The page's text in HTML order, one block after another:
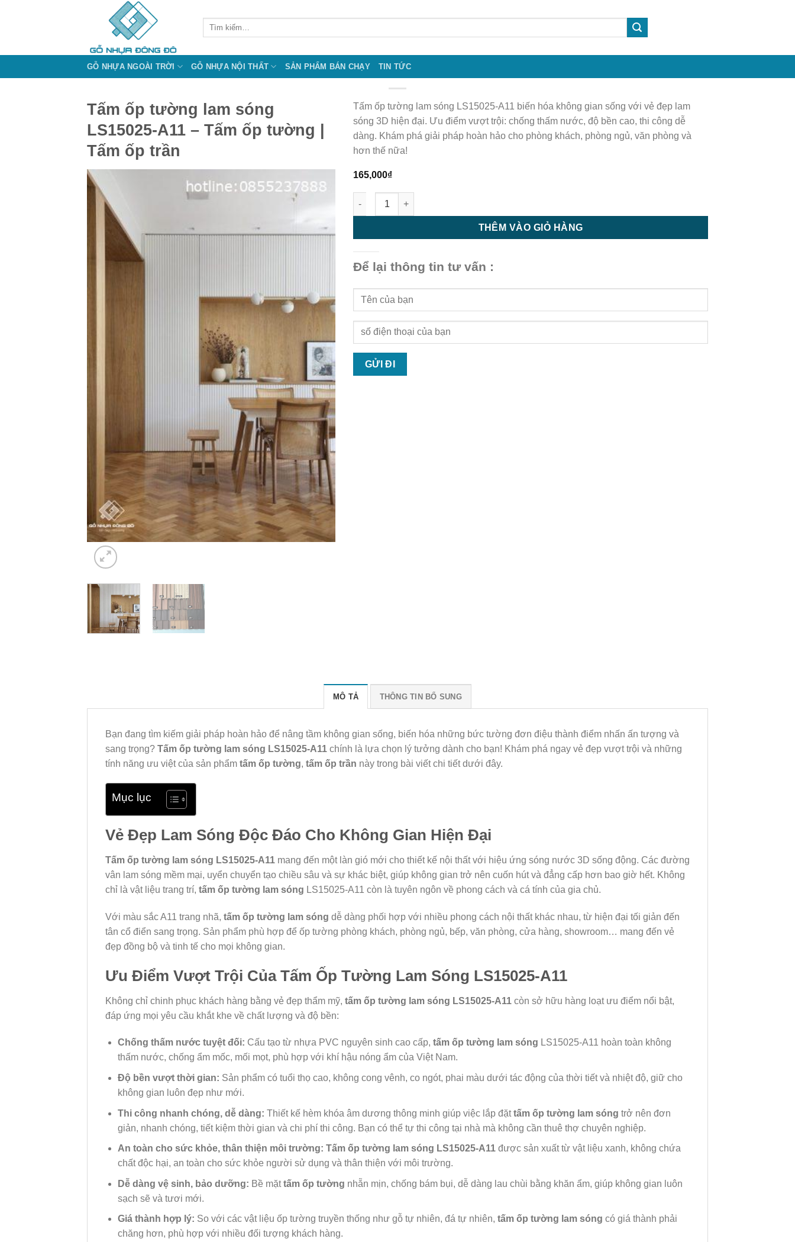
Tìm
GỖ NHỰA NGOÀI TRỜI GỖ NHỰA NỘI THẤT SẢN PHẨM BÁN CHẠY TIN TỨC
Tấm ốp tường lam sóng
LS15025-A11 – Tấm ốp tường |
Tấm ốp trần
Tấm ốp tường lam sóng LS15025-A11 biến hóa không gian sống với vẻ đẹp lam
sóng 3D hiện đại. Ưu điểm vượt trội: chống thấm nước, độ bền cao, thi công dễ
dàng. Khám phá giải pháp hoàn hảo cho phòng khách, phòng ngủ, văn phòng và
hơn thế nữa!
165,000₫
Tấm ốp tường lam sóng LS15025-A11 - Tấm ốp tường | Tấm ốp trần số lượng
THÊM VÀO GIỎ HÀNG
Để lại thông tin tư vấn :
MÔ TẢ THÔNG TIN BỔ SUNG
Bạn đang tìm kiếm giải pháp hoàn hảo để nâng tầm không gian sống, biến hóa những bức tường đơn điệu thành điểm nhấn ấn tượng và
sang trọng? Tấm ốp tường lam sóng LS15025-A11 chính là lựa chọn lý tưởng dành cho bạn! Khám phá ngay vẻ đẹp vượt trội và những
tính năng ưu việt của sản phẩm tấm ốp tường, tấm ốp trần này trong bài viết chi tiết dưới đây.
Mục lục
Vẻ Đẹp Lam Sóng Độc Đáo Cho Không Gian Hiện Đại
Tấm ốp tường lam sóng LS15025-A11 mang đến một làn gió mới cho thiết kế nội thất với hiệu ứng sóng nước 3D sống động. Các đường
vân lam sóng mềm mại, uyển chuyển tạo chiều sâu và sự khác biệt, giúp không gian trở nên cuốn hút và đẳng cấp hơn bao giờ hết. Không
chỉ là vật liệu trang trí, tấm ốp tường lam sóng LS15025-A11 còn là tuyên ngôn về phong cách và cá tính của gia chủ.
Với màu sắc A11 trang nhã, tấm ốp tường lam sóng dễ dàng phối hợp với nhiều phong cách nội thất khác nhau, từ hiện đại tối giản đến
tân cổ điển sang trọng. Sản phẩm phù hợp để ốp tường phòng khách, phòng ngủ, bếp, văn phòng, cửa hàng, showroom… mang đến vẻ
đẹp đồng bộ và tinh tế cho mọi không gian.
Ưu Điểm Vượt Trội Của Tấm Ốp Tường Lam Sóng LS15025-A11
Không chỉ chinh phục khách hàng bằng vẻ đẹp thẩm mỹ, tấm ốp tường lam sóng LS15025-A11 còn sở hữu hàng loạt ưu điểm nổi bật,
đáp ứng mọi yêu cầu khắt khe về chất lượng và độ bền:
Chống thấm nước tuyệt đối: Cấu tạo từ nhựa PVC nguyên sinh cao cấp, tấm ốp tường lam sóng LS15025-A11 hoàn toàn không
thấm nước, chống ẩm mốc, mối mọt, phù hợp với khí hậu nóng ẩm của Việt Nam.
Độ bền vượt thời gian: Sản phẩm có tuổi thọ cao, không cong vênh, co ngót, phai màu dưới tác động của thời tiết và nhiệt độ, giữ cho
không gian luôn đẹp như mới.
Thi công nhanh chóng, dễ dàng: Thiết kế hèm khóa âm dương thông minh giúp việc lắp đặttấm ốp tường lam sóng trở nên đơn
giản, nhanh chóng, tiết kiệm thời gian và chi phí thi công. Bạn có thể tự thi công tại nhà mà không cần thuê thợ chuyên nghiệp.
An toàn cho sức khỏe, thân thiện môi trường: Tấm ốp tường lam sóng LS15025-A11được sản xuất từ vật liệu xanh, không chứa
chất độc hại, an toàn cho sức khỏe người sử dụng và thân thiện với môi trường.
Dễ dàng vệ sinh, bảo dưỡng: Bề mặttấm ốp tường nhẵn mịn, chống bám bụi, dễ dàng lau chùi bằng khăn ẩm, giúp không gian luôn
sạch sẽ và tươi mới.
Giá thành hợp lý: So với các vật liệu ốp tường truyền thống như gỗ tự nhiên, đá tự nhiên, tấm ốp tường lam sóng có giá thành phải
chăng hơn, phù hợp với nhiều đối tượng khách hàng.